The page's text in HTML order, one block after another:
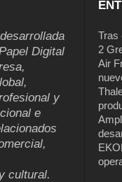
Digital
y
e
cultural.
Tras
2
Air